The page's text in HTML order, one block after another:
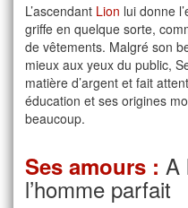
L’ascendant Lion lui donne
griffe en quelque sorte,
de vêtements. Malgré son
mieux aux yeux du public,
matière d’argent et fait
éducation et ses origines
beaucoup.
Ses amours : A
l’homme parfait